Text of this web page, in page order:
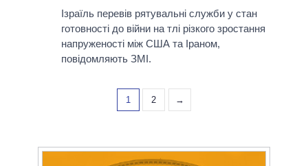
Ізраїль перевів рятувальні служби у стан
готовності до війни на тлі різкого зростання
напруженості між США та Іраном,
повідомляють ЗМІ.
1 2 →